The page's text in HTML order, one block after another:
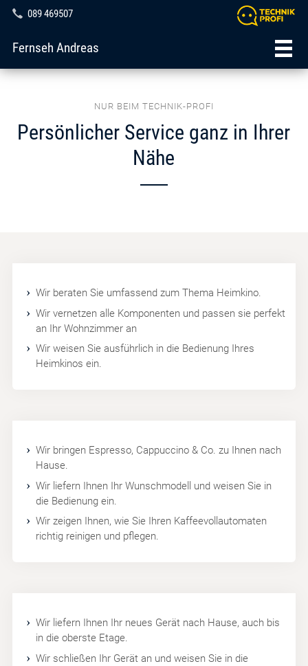
089 469507
Fernseh Andreas
NUR BEIM TECHNIK-PROFI
Persönlicher Service ganz in Ihrer
Nähe
Wir beraten Sie umfassend zum Thema Heimkino.
Wir vernetzen alle Komponenten und passen sie perfekt
an Ihr Wohnzimmer an
Wir weisen Sie ausführlich in die Bedienung Ihres
Heimkinos ein.
Wir bringen Espresso, Cappuccino & Co. zu Ihnen nach
Hause.
Wir liefern Ihnen Ihr Wunschmodell und weisen Sie in
die Bedienung ein.
Wir zeigen Ihnen, wie Sie Ihren Kaffeevollautomaten
richtig reinigen und pflegen.
Wir liefern Ihnen Ihr neues Gerät nach Hause, auch bis
in die oberste Etage.
Wir schließen Ihr Gerät an und weisen Sie in die